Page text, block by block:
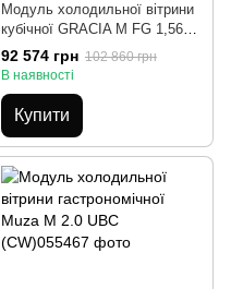
Модуль холодильної вітрини
кубічної GRACIA М FG 1,56
UBC (фіксоване скло)
92 574 грн 102 860 грн
В наявності
Купити